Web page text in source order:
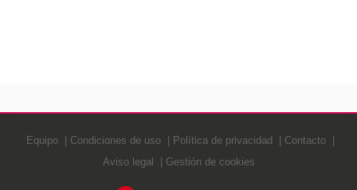
Equipo Condiciones de uso Política de privacidad
Contacto
Aviso legal
Gestión de cookies